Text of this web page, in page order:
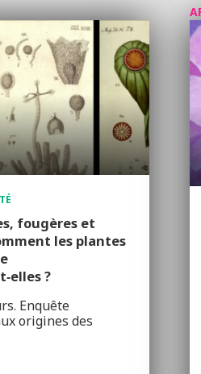
fougères et
les plantes
?
Enquête
origines des